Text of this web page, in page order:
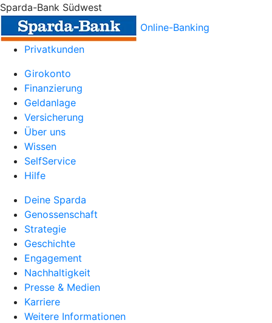
Sparda-Bank Südwest
Online-Banking
Privatkunden
Girokonto
Finanzierung
Geldanlage
Versicherung
Über uns
Wissen
SelfService
Hilfe
Deine Sparda
Genossenschaft
Strategie
Geschichte
Engagement
Nachhaltigkeit
Presse & Medien
Karriere
Weitere Informationen